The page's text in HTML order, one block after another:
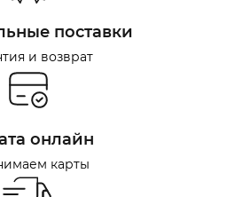
поставки
и возврат
онлайн
карты